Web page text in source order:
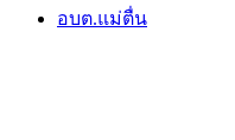
อบต.แม่ตื่น